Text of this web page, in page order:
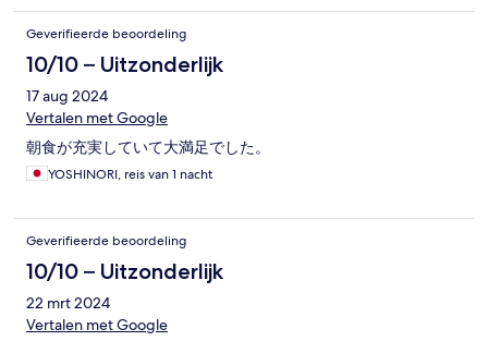
Geverifieerde beoordeling
10/10 – Uitzonderlijk
17 aug 2024
Vertalen met Google
朝食が充実していて大満足でした。
YOSHINORI, reis van 1 nacht
Geverifieerde beoordeling
10/10 – Uitzonderlijk
22 mrt 2024
Vertalen met Google